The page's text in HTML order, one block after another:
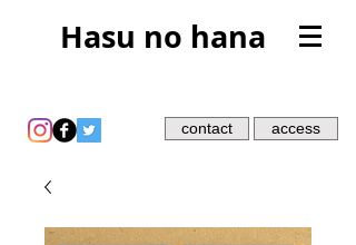
Hasu no hana
contact access